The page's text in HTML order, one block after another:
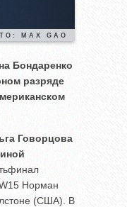
MAX GAO
Бондаренко
разряде
Говорцова
Норман
(США). В